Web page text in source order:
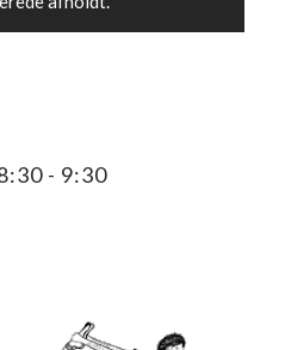
- 9:30